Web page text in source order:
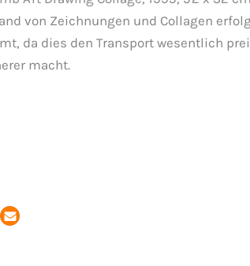
1995, 52 x 32 cm
von Zeichnungen und Collagen
da dies den Transport wesentlich
macht.